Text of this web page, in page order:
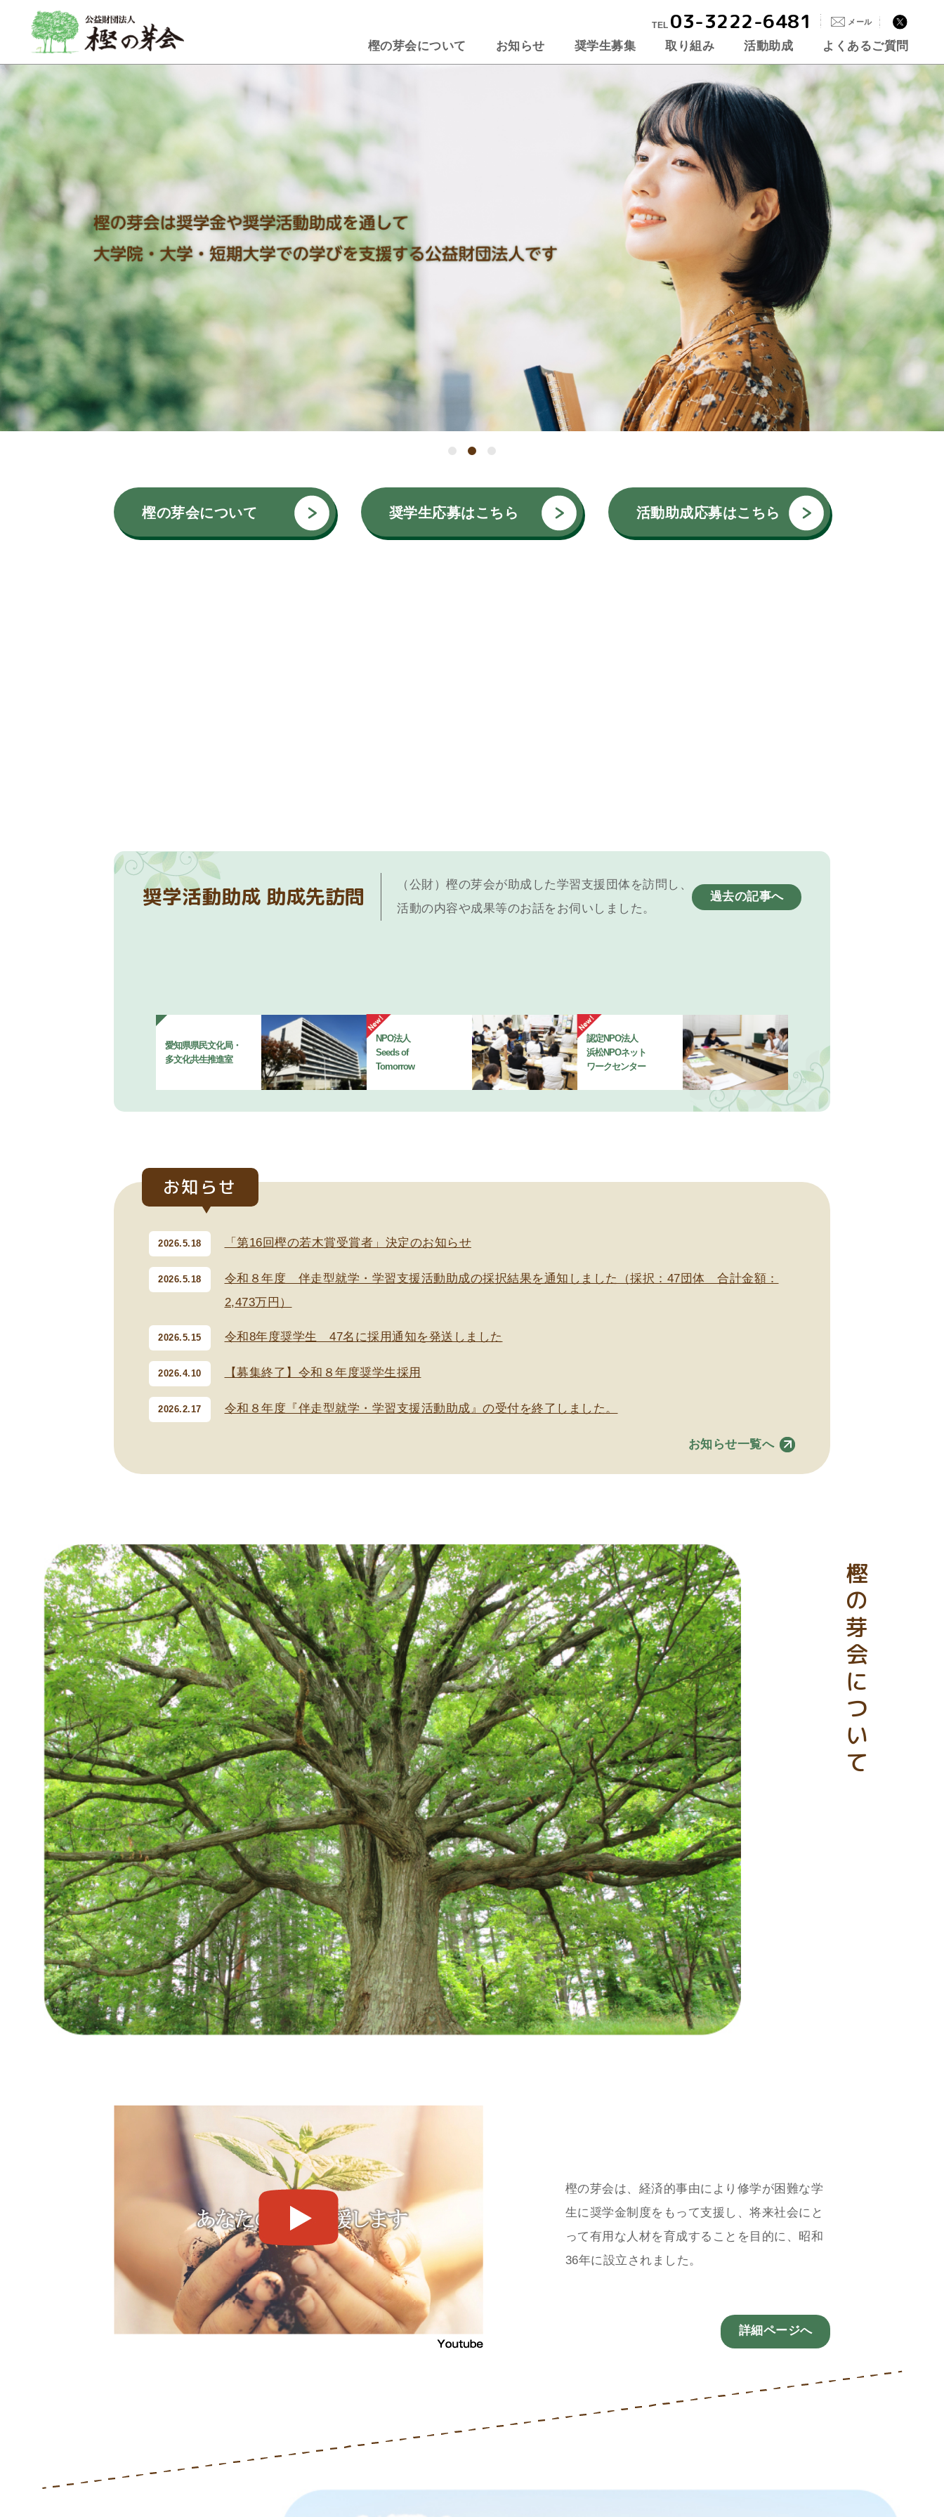
樫の芽会について お知らせ 奨学生募集 取り組み 活動助成 よくあるご質問
TEL 03-3222-6481 メール
樫の芽会について 奨学生応募はこちら 活動助成応募はこちら
奨学活動助成 助成先訪問
（公財）樫の芽会が助成した学習支援団体を訪問し、
活動の内容や成果等のお話をお伺いしました。
過去の記事へ
愛知県県民文化局・
多文化共生推進室
NPO法人
Seeds of
Tomorrow
認定NPO法人
浜松NPOネット
ワークセンター
お知らせ
2026.5.18 「第16回樫の若木賞受賞者」決定のお知らせ
2026.5.18
令和８年度 伴走型就学・学習支援活動助成の採択結果を通知しました（採択：47団体 合計金額：
2,473万円）
2026.5.15 令和8年度奨学生 47名に採用通知を発送しました
2026.4.10 【募集終了】令和８年度奨学生採用
2026.2.17 令和８年度『伴走型就学・学習支援活動助成』の受付を終了しました。
お知らせ一覧へ
樫の芽会について
樫の芽会は、経済的事由により修学が困難な学
生に奨学金制度をもって支援し、将来社会にと
って有用な人材を育成することを目的に、昭和
36年に設立されました。
詳細ページへ